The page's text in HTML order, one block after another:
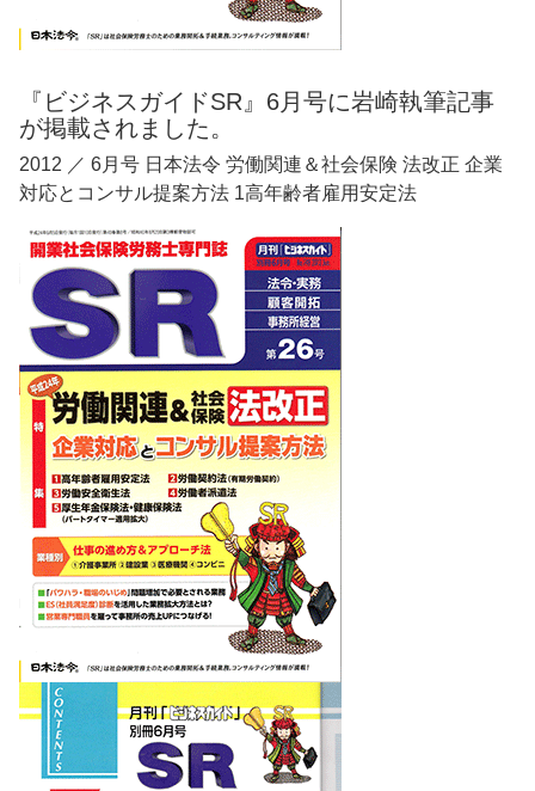
『ビジネスガイドSR』6月号に岩崎執筆記事
が掲載されました。
2012 ／ 6月号 日本法令 労働関連＆社会保険 法改正 企業
対応とコンサル提案方法 1高年齢者雇用安定法